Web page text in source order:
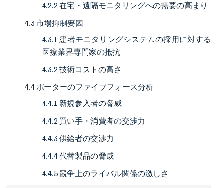
4.2.2 在宅・遠隔モニタリングへの需要の高まり
4.3 市場抑制要因
4.3.1 患者モニタリングシステムの採用に対する
医療業界専門家の抵抗
4.3.2 技術コストの高さ
4.4 ポーターのファイブフォース分析
4.4.1 新規参入者の脅威
4.4.2 買い手・消費者の交渉力
4.4.3 供給者の交渉力
4.4.4 代替製品の脅威
4.4.5 競争上のライバル関係の激しさ